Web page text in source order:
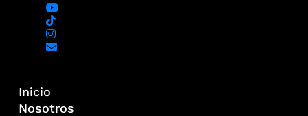
Inicio
Nosotros